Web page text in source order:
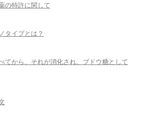
の特許に関して
タイプとは？
てから、それが消化され、ブドウ糖として